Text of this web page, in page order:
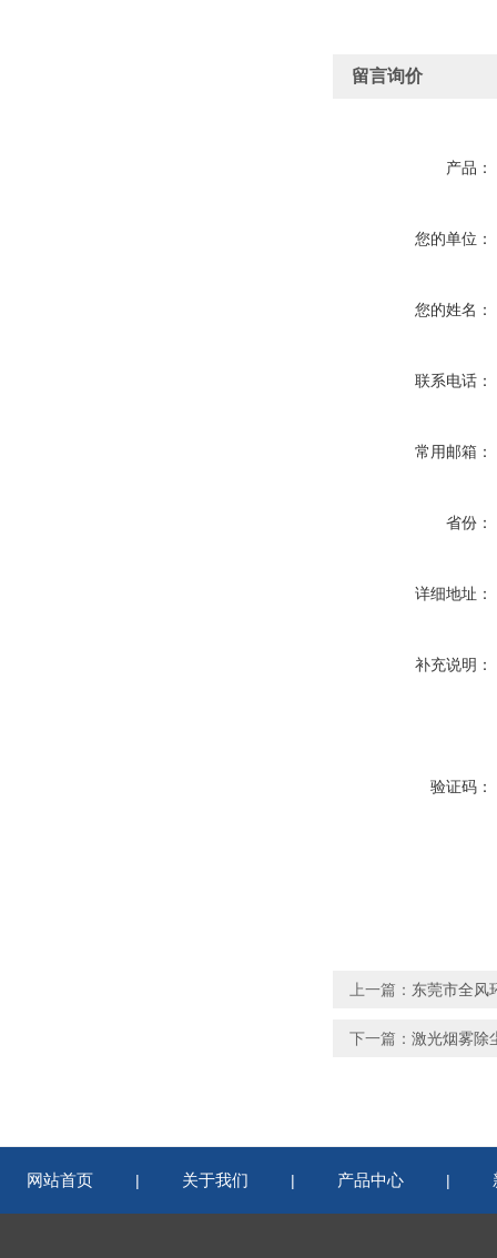
留言询价
产品：
您的单位：
您的姓名：
联系电话：
常用邮箱：
省份：
详细地址：
补充说明：
验证码：
上一篇： 东莞市全风
下一篇： 激光烟雾除
网站首页 | 关于我们 | 产品中心 |